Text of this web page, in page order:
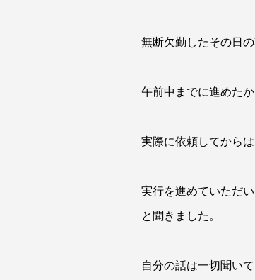
無断欠勤したその日
午前中までに進めた
実際に依頼してから
実行を進めていただ
と聞きました。
自分の話は一切聞い